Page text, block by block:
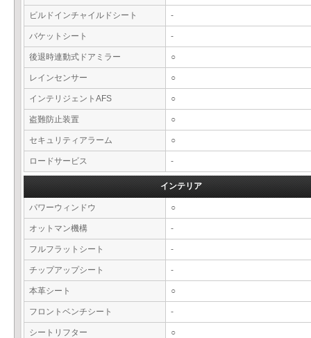
ビルドインチャイルドシート -
バケットシート -
後退時連動式ドアミラー ○
レインセンサー ○
インテリジェントAFS ○
盗難防止装置 ○
セキュリティアラーム ○
ロードサービス -
インテリア
パワーウィンドウ ○
オットマン機構 -
フルフラットシート -
チップアップシート -
本革シート ○
フロントベンチシート -
シートリフター ○